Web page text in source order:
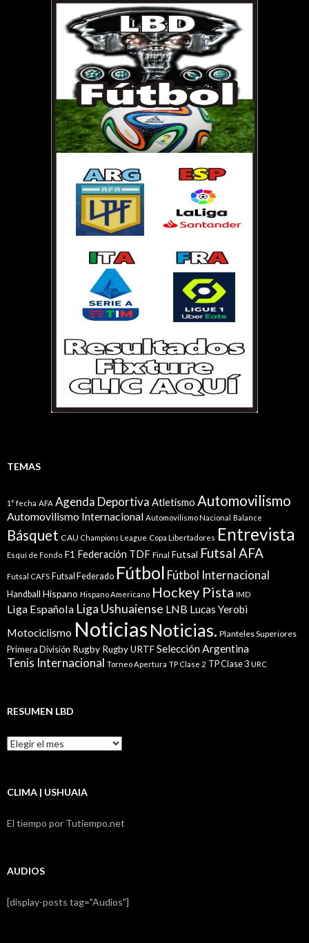
TEMAS
1° fecha AFA Agenda Deportiva Atletismo Automovilismo
Automovilismo Internacional Automovilismo Nacional Balance
Básquet CAU Champions League Copa Libertadores Entrevista
Esquí de Fondo F1 Federación TDF Final Futsal Futsal AFA
Futsal CAFS Futsal Federado Fútbol Fútbol Internacional
Handball Hispano Hispano Americano Hockey Pista IMD
Liga Española Liga Ushuaiense LNB Lucas Yerobi
Motociclismo Noticias Noticias. Planteles Superiores
Primera División Rugby Rugby URTFSelección Argentina
Tenis Internacional Torneo Apertura TP Clase 2 TP Clase 3 URC
RESUMEN LBD
Resumen
LBD
CLIMA | USHUAIA
El tiempo por Tutiempo.net
AUDIOS
[display-posts tag="Audios"]